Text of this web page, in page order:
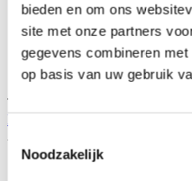
bieden en om ons
site met onze partners
gegevens combineren
op basis van uw gebruik
Toestemmingsselectie
Noodzakelijk
TIP
NRG verkorte stuurnaaf